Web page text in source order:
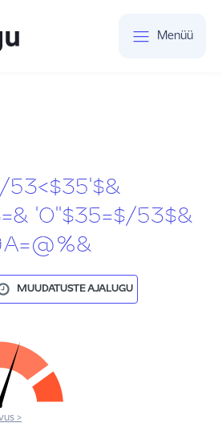
Menüü
'0''$35=$/53$&
MUUDATUSTE AJALUGU
>